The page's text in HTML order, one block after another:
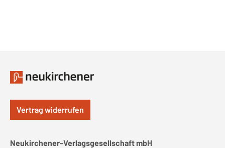
Vertrag widerrufen
Neukirchener-Verlagsgesellschaft mbH